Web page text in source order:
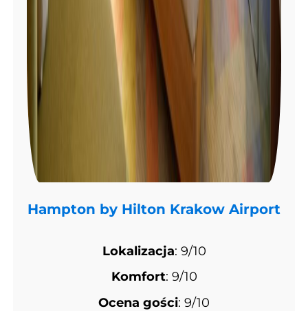
Hampton by Hilton Krakow Airport
Lokalizacja: 9/10
Komfort: 9/10
Ocena gości: 9/10